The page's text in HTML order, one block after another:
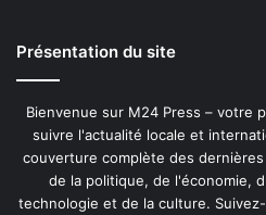
Présentation du site
Bienvenue sur M24 Press – votre
suivre l'actualité locale et
couverture complète des
de la politique, de l'économie,
technologie et de la culture.